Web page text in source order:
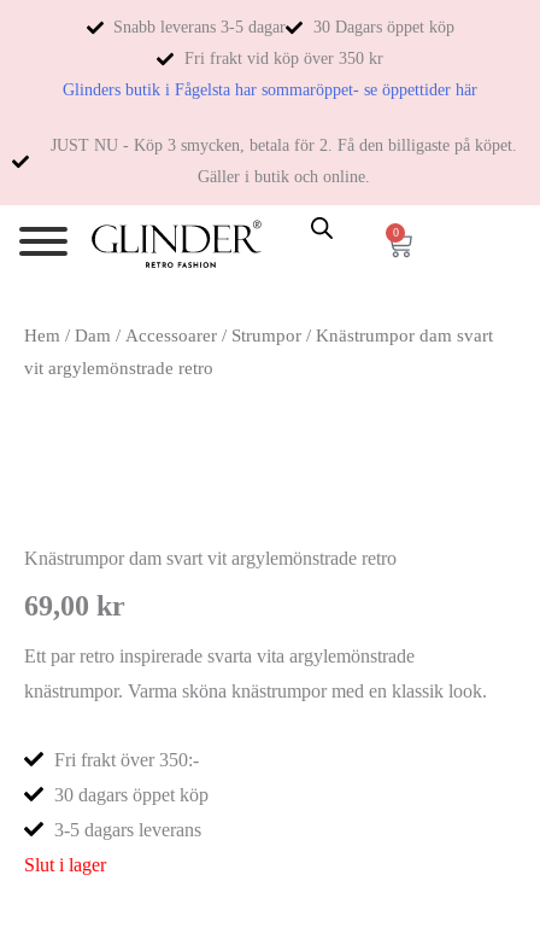
Snabb leverans 3-5 dagar
30 Dagars öppet köp
Fri frakt vid köp över 350 kr
Glinders butik i Fågelsta har sommaröppet- se öppettider här
JUST NU - Köp 3 smycken, betala för 2. Få den billigaste på köpet.
Gäller i butik och online.
0
Hem / Dam / Accessoarer / Strumpor / Knästrumpor dam svart
vit argylemönstrade retro
Knästrumpor dam svart vit argylemönstrade retro
69,00 kr
Ett par retro inspirerade svarta vita argylemönstrade
knästrumpor. Varma sköna knästrumpor med en klassik look.
Fri frakt över 350:-
30 dagars öppet köp
3-5 dagars leverans
Slut i lager